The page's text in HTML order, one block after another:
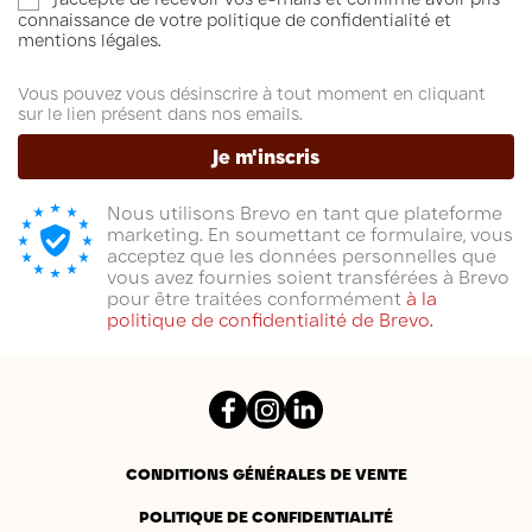
connaissance de votre politique de confidentialité et
mentions légales.
Vous pouvez vous désinscrire à tout moment en cliquant
sur le lien présent dans nos emails.
Je m'inscris
Nous utilisons Brevo en tant que plateforme
marketing. En soumettant ce formulaire, vous
acceptez que les données personnelles que
vous avez fournies soient transférées à Brevo
pour être traitées conformément à la
politique de confidentialité de Brevo.
CONDITIONS GÉNÉRALES DE VENTE
POLITIQUE DE CONFIDENTIALITÉ
Facebook
Instagram
LinkedIn